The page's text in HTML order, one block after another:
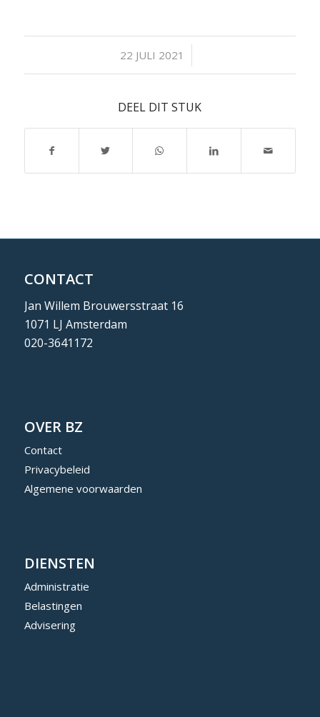
22 JULI 2021
/
DEEL DIT STUK
CONTACT
Jan Willem Brouwersstraat 16
1071 LJ Amsterdam
020-3641172
OVER BZ
Contact
Privacybeleid
Algemene voorwaarden
DIENSTEN
Administratie
Belastingen
Advisering